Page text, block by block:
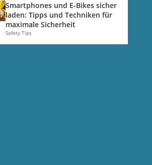
Smartphones und E-Bikes sicher
laden: Tipps und Techniken für
maximale Sicherheit
Safety Tips